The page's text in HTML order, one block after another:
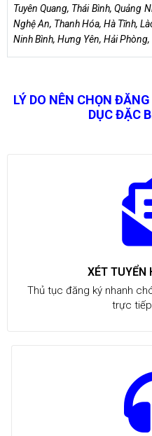
Tuyên Quang, Thái Bình, Quảng
Nghệ An, Thanh Hóa, Hà Tĩnh,
Ninh Bình, Hưng Yên, Hải
LÝ DO NÊN CHỌN
DỤC ĐẶC
XÉT TUYỂN
Thủ tục đăng ký nhanh
trực